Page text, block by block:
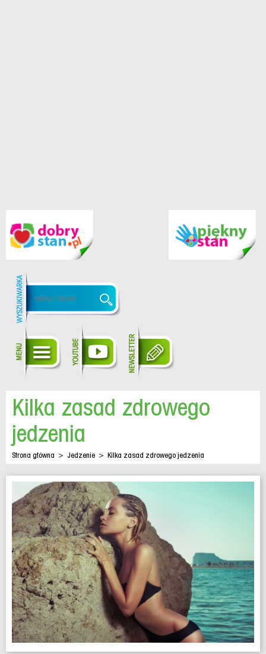
Kilka zasad zdrowego
jedzenia
Strona główna > Jedzenie > Kilka zasad zdrowego jedzenia